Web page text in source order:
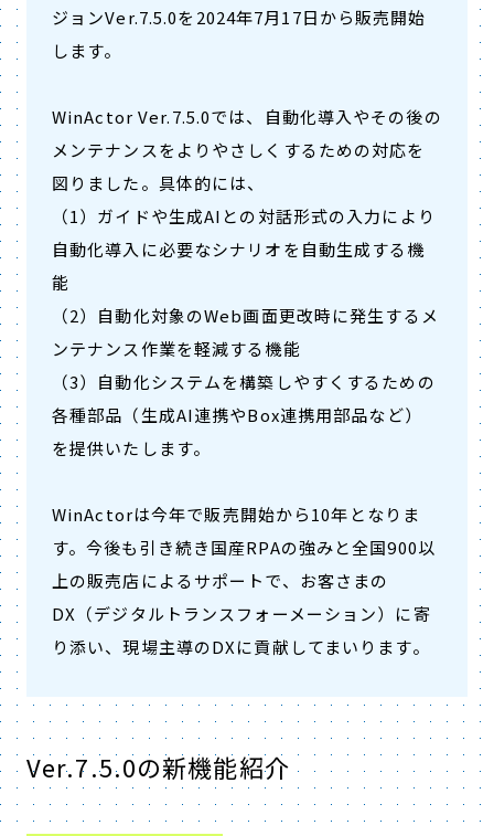
ジョンVer.7.5.0を2024年7月17日から販売開始
します。
WinActor Ver.7.5.0では、自動化導入やその後の
メンテナンスをよりやさしくするための対応を
図りました。具体的には、
（1）ガイドや生成AIとの対話形式の入力により
自動化導入に必要なシナリオを自動生成する機
能
（2）自動化対象のWeb画面更改時に発生するメ
ンテナンス作業を軽減する機能
（3）自動化システムを構築しやすくするための
各種部品（生成AI連携やBox連携用部品など）
を提供いたします。
WinActorは今年で販売開始から10年となりま
す。今後も引き続き国産RPAの強みと全国900以
上の販売店によるサポートで、お客さまの
DX（デジタルトランスフォーメーション）に寄
り添い、現場主導のDXに貢献してまいります。
Ver.7.5.0の新機能紹介